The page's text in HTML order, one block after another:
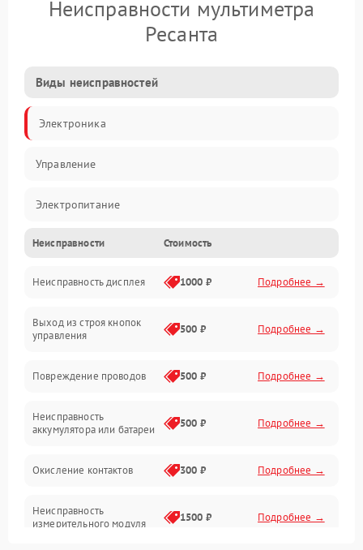
Неисправности мультиметра
Ресанта
Виды неисправностей
Электроника
Управление
Электропитание
Измерения
Индикация
Механические повреждения
Неисправности Стоимость
Неисправность дисплея 1000 ₽ Подробнее →
Выход из строя кнопок
управления
500 ₽ Подробнее →
Повреждение проводов 500 ₽ Подробнее →
Неисправность
аккумулятора или батареи
500 ₽ Подробнее →
Окисление контактов 300 ₽ Подробнее →
Неисправность
измерительного модуля
1500 ₽ Подробнее →